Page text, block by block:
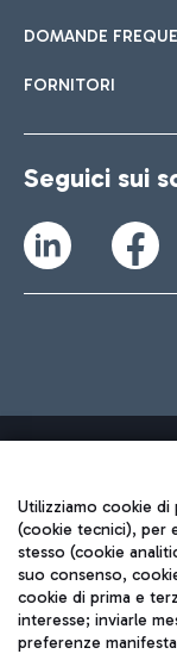
DOMANDE
FORNITORI
Seguici sui
Aeroporti di Roma
coordinamento di
Codice fiscale e
IVA 06572251004
Capitale sociale
Utilizziamo cookie
(cookie tecnici), per
stesso (cookie
suo consenso,
cookie di prima e
interesse; inviarle
preferenze